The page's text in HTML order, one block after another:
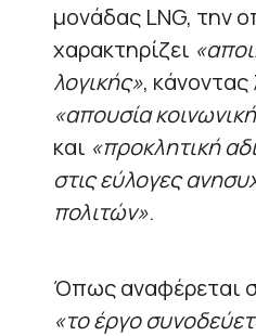
μονάδας LNG, την
χαρακτηρίζει
λογικής», κάνοντας
«απουσία
και «προκλητική
στις εύλογες
πολιτών».
Όπως αναφέρεται
«το έργο